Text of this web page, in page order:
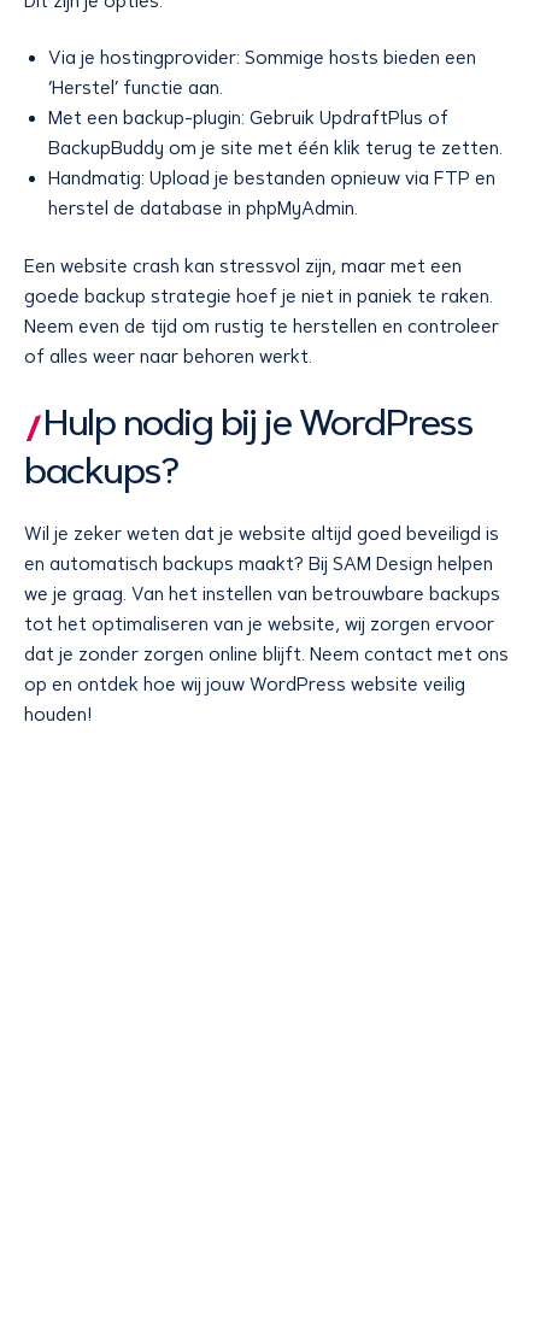
Via je hostingprovider: Sommige hosts bieden een
‘Herstel’ functie aan.
Met een backup-plugin: Gebruik UpdraftPlus of
BackupBuddy om je site met één klik terug te zetten.
Handmatig: Upload je bestanden opnieuw via FTP en
herstel de database in phpMyAdmin.
Een website crash kan stressvol zijn, maar met een
goede backup strategie hoef je niet in paniek te raken.
Neem even de tijd om rustig te herstellen en controleer
of alles weer naar behoren werkt.
Hulp nodig bij je WordPress
backups?
Wil je zeker weten dat je website altijd goed beveiligd is
en automatisch backups maakt? Bij SAM Design helpen
we je graag. Van het instellen van betrouwbare backups
tot het optimaliseren van je website, wij zorgen ervoor
dat je zonder zorgen online blijft. Neem contact met ons
op en ontdek hoe wij jouw WordPress website veilig
houden!